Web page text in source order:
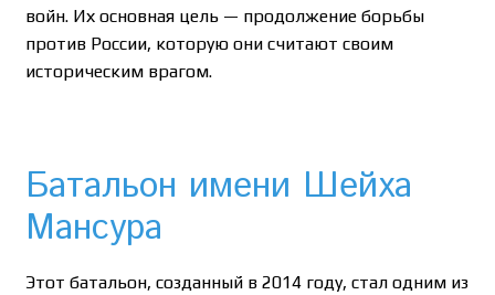
войн. Их основная цель — продолжение борьбы
против России, которую они считают своим
историческим врагом.
Батальон имени Шейха
Мансура
Этот батальон, созданный в 2014 году, стал одним из